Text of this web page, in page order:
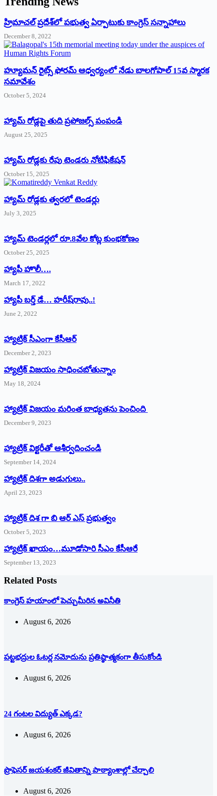
‌హ్రిమాచల్‌ ‌ప్రదేశ్‌లో పభుత్వ ఏర్పాటుకు కాంగ్రెస్‌ ‌సన్నాహాలు
December 8, 2022
హ్యూమన్‌ రైట్స్‌ ఫోరమ్‌ ఆధ్వర్యంలో నేడు బాలగోపాల్‌ 15వ స్మారక
సమావేశం
October 5, 2024
హ్యామ్‌ రోడ్లపై తుది ప్రపోజల్స్‌ పంపండి
August 25, 2025
హ్యామ్‌ రోడ్లకు రేపు టెండరు నోటిఫికేషన్‌
October 15, 2025
హ్యామ్‌ రోడ్లకు త్వరలో టెండర్లు
July 3, 2025
హ్యామ్‌ ‌టెండర్లలో రూ.8వేల కోట్ల కుంభకోణం
October 25, 2025
హ్యాపీ హొలీ….
March 17, 2022
హ్యాపీ బర్త్ ‌డే… హరీష్‌రావు..!
June 2, 2022
హ్యాట్రిక్‌ ‌సీఎంగా కేసీఆర్‌
December 2, 2023
హ్యాట్రిక్‌ విజయం సాధించబోతున్నాం
May 18, 2024
హ్యాట్రిక్ విజయం మరింత బాధ్యతను పెంచింది
December 9, 2023
హ్యాట్రిక్‌ ‌విక్టరీతో ఆశీర్వదించండి
September 14, 2024
‌హ్యాట్రిక్‌ ‌దిశగా అడుగులు..
April 23, 2023
హ్యాట్రిక్ దిశ గా బి ఆర్ ఎస్ ప్రభుత్వం
October 5, 2023
హ్యాట్రిక్‌ ‌ఖాయం…మూడోసారి సీఎం కేసీఆరే
September 13, 2023
Related Posts
కాంగ్రెస్ హయాంలో పెచ్చుమీరిన అవినీతి
August 6, 2026
పట్టభద్రుల ఓటర్ల నమోదును ప్రతిష్ఠాత్మకంగా తీసుకోండి
August 6, 2026
24 గంటల విద్యుత్ ఎక్కడ?
August 6, 2026
ప్రొఫెసర్ జయశంకర్ జీవితాన్ని పాఠ్యాంశాల్లో చేర్చాలి
August 6, 2026